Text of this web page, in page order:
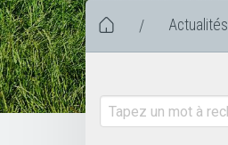
/ Actualités